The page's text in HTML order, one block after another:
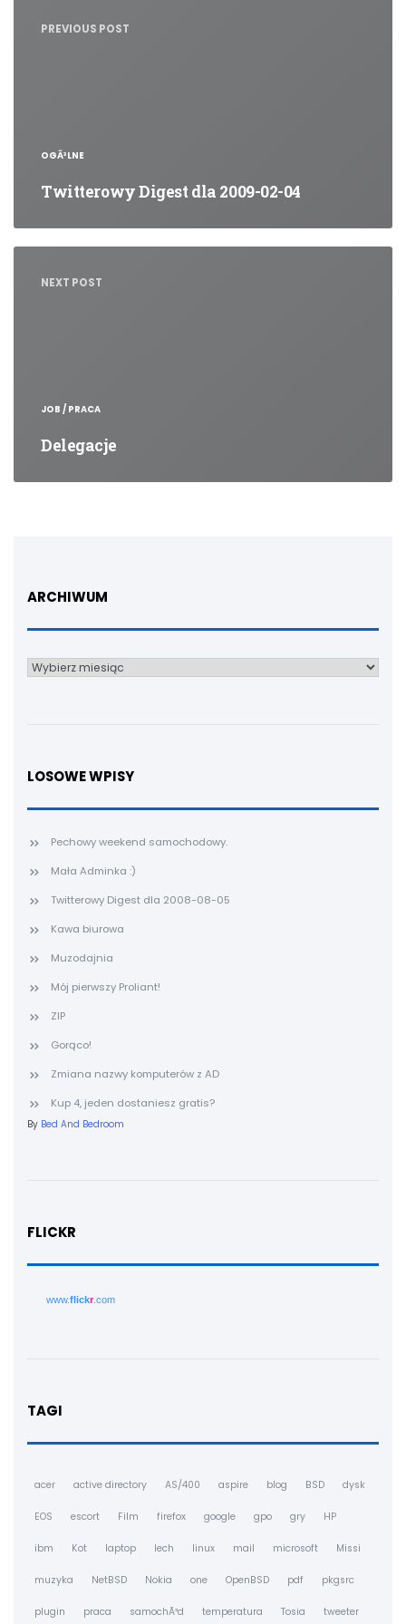
PREVIOUS POST
OGÃ³LNE
Twitterowy Digest dla 2009-02-04
NEXT POST
JOB / PRACA
Delegacje
ARCHIWUM
Archiwum
LOSOWE WPISY
Pechowy weekend samochodowy.
Mała Adminka :)
Twitterowy Digest dla 2008-08-05
Kawa biurowa
Muzodajnia
Mój pierwszy Proliant!
ZIP
Gorąco!
Zmiana nazwy komputerów z AD
Kup 4, jeden dostaniesz gratis?
By Bed And Bedroom
FLICKR
www.flickr.com
TAGI
acer active directory AS/400 aspire blog BSD dysk
EOS escort Film firefox google gpo gry HP
ibm Kot laptop lech linux mail microsoft Missi
muzyka NetBSD Nokia one OpenBSD pdf pkgsrc
plugin praca samochÃ³d temperatura Tosia tweeter